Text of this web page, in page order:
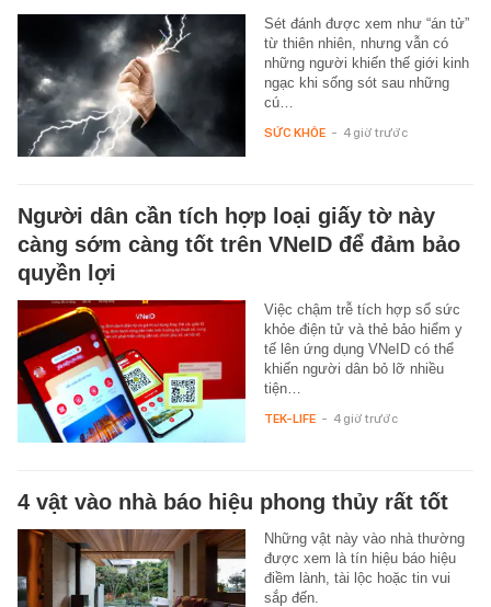
Sét đánh được xem như “án tử”
từ thiên nhiên, nhưng vẫn có
những người khiến thế giới kinh
ngạc khi sống sót sau những
cú…
SỨC KHỎE - 4 giờ trước
Người dân cần tích hợp loại giấy tờ này
càng sớm càng tốt trên VNeID để đảm bảo
quyền lợi
Việc chậm trễ tích hợp sổ sức
khỏe điện tử và thẻ bảo hiểm y
tế lên ứng dụng VNeID có thể
khiến người dân bỏ lỡ nhiều
tiện…
TEK-LIFE - 4 giờ trước
4 vật vào nhà báo hiệu phong thủy rất tốt
Những vật này vào nhà thường
được xem là tín hiệu báo hiệu
điềm lành, tài lộc hoặc tin vui
sắp đến.